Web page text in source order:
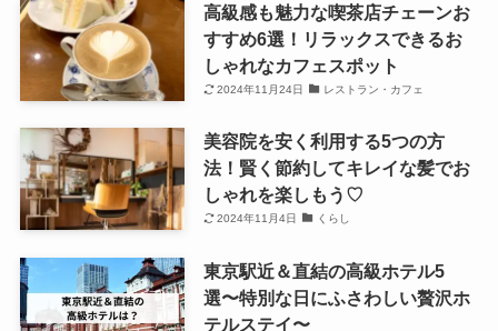
高級感も魅力な喫茶店チェーンお
すすめ6選！リラックスできるお
しゃれなカフェスポット
2024年11月24日 レストラン・カフェ
美容院を安く利用する5つの方
法！賢く節約してキレイな髪でお
しゃれを楽しもう♡
2024年11月4日 くらし
東京駅近＆直結の高級ホテル5
選〜特別な日にふさわしい贅沢ホ
テルステイ〜